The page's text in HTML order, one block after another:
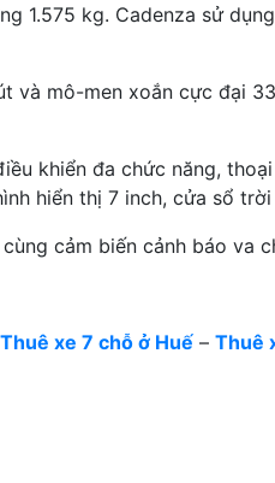
1.575 kg. Cadenza sử
và mô-men xoắn cực đại
khiển đa chức năng,
hiển thị 7 inch, cửa sổ trời
cảm biến cảnh báo va
Thuê xe 7 chỗ ở Huế – Thuê